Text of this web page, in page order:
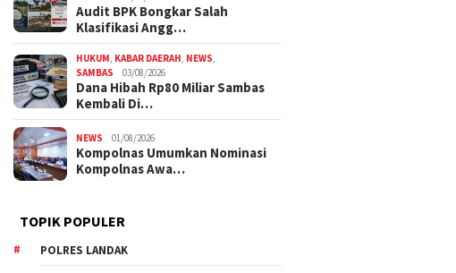
Audit BPK Bongkar Salah
Klasifikasi Angg…
HUKUM KABAR DAERAH NEWS
SAMBAS
03/08/2026
Dana Hibah Rp80 Miliar Sambas
Kembali Di…
NEWS 01/08/2026
Kompolnas Umumkan Nominasi
Kompolnas Awa…
TOPIK POPULER
POLRES LANDAK